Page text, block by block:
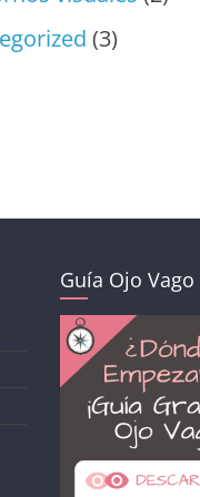
(3)
Guía Ojo Vago